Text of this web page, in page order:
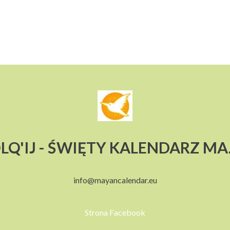
- ŚWIĘTY KALENDARZ
info@mayancalendar.eu
Strona Facebook